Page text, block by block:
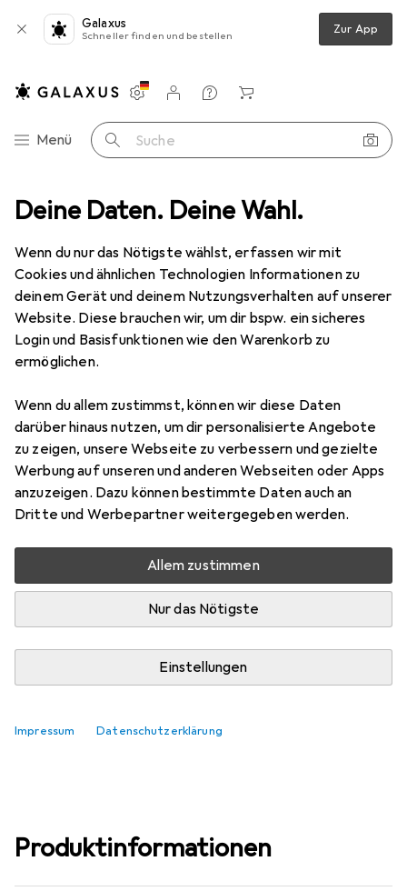
Deine Daten. Deine Wahl.
Wenn du nur das Nötigste wählst, erfassen wir mit
Cookies und ähnlichen Technologien Informationen zu
deinem Gerät und deinem Nutzungsverhalten auf unserer
Website. Diese brauchen wir, um dir bspw. ein sicheres
Login und Basisfunktionen wie den Warenkorb zu
ermöglichen.
Wenn du allem zustimmst, können wir diese Daten
darüber hinaus nutzen, um dir personalisierte Angebote
zu zeigen, unsere Webseite zu verbessern und gezielte
Werbung auf unseren und anderen Webseiten oder Apps
anzuzeigen. Dazu können bestimmte Daten auch an
Dritte und Werbepartner weitergegeben werden.
Allem zustimmen
Nur das Nötigste
Einstellungen
Impressum Datenschutzerklärung
Galaxus
Schneller finden und bestellen Zur App
Navigation nach Kategorien
Menü Suche
Einstellungen
Kundenkonto
Vergleichslisten
Merklisten
Warenkorb
Werkzeugaufbewahrung Werkzeugkoffer
16 Bilder
DeWaltTstak IV
Preis in EUR inkl. MwSt.
EUR
59,75
29
Bewertungen
Zwischen Di, 11.8. und Do, 13.8. geliefert
Mehr als 10 Stück an Lager beim Lieferanten
Lieferort angeben für genaue Lieferzeit
In den Warenkorb
Produktinformationen